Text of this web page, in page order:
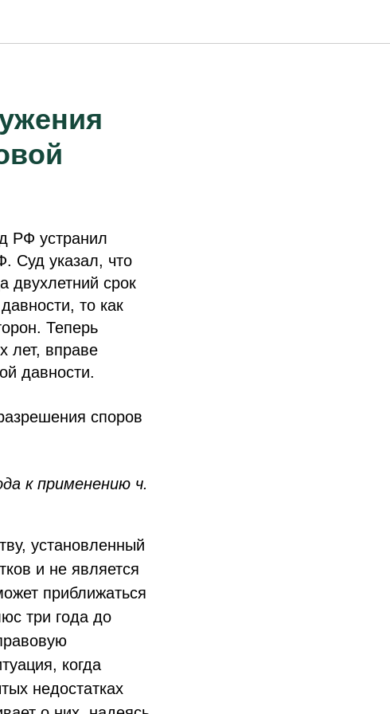
РФ устранил
Суд указал, что
двухлетний срок
то как
Теперь
лет, вправе
давности.
споров
к применению ч.
установленный
и не является
приближаться
три года до
когда
недостатках